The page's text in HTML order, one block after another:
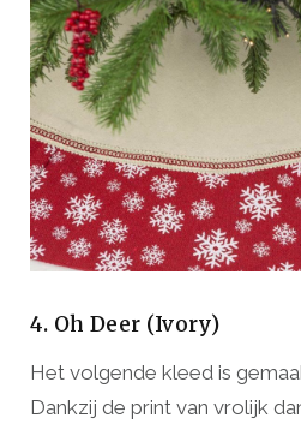
4. Oh Deer (Ivory)
Het volgende kleed is
Dankzij de print van vrolijk